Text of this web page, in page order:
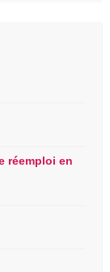
réemploi en